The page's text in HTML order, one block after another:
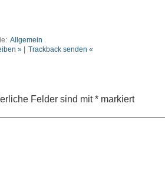
Allgemein
»| Trackback senden «
Felder sind mit* markiert